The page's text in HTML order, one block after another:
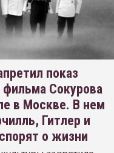
показ
фильма Сокурова
в Москве. В нем
Гитлер и
о жизни